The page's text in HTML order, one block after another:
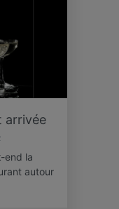
arrivée
end la
autour